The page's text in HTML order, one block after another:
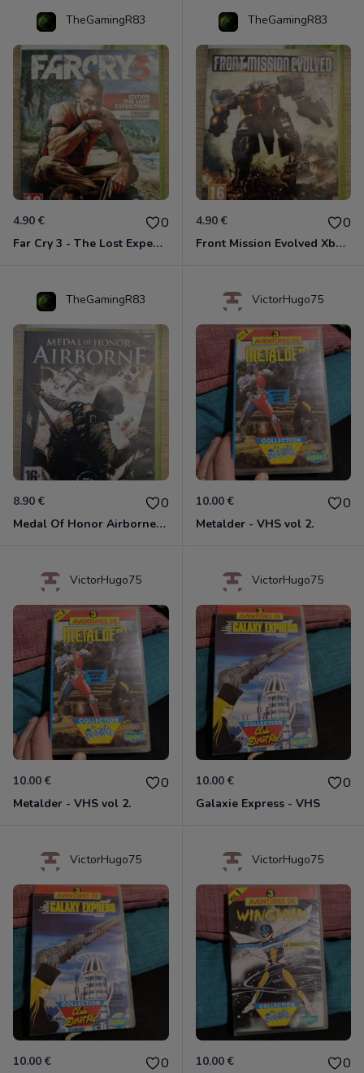
TheGamingR83
4.90 € 0
Far Cry 3 - The Lost Expeditions - Edition Spéciale Xbox 360
TheGamingR83
4.90 € 0
Front Mission Evolved Xbox 360
TheGamingR83
8.90 € 0
Medal Of Honor Airborne Xbox 360
VictorHugo75
10.00 € 0
Metalder - VHS vol 2.
VictorHugo75
10.00 € 0
Metalder - VHS vol 2.
VictorHugo75
10.00 € 0
Galaxie Express - VHS
VictorHugo75
10.00 € 0
VictorHugo75
10.00 € 0